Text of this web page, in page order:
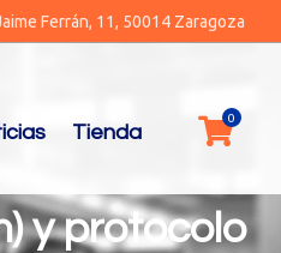
Ferrán, 11, 50014 Zaragoza
Tienda
y protocolo